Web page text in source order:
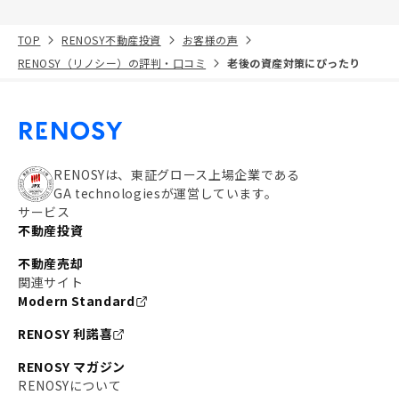
TOP RENOSY不動産投資
お客様の声
RENOSY（リノシー）の評判・口コミ
老後の資産対策にぴったり
RENOSYは、東証グロース上場企業である
GA technologiesが運営しています。
サービス
不動産投資
不動産売却
関連サイト
Modern Standard
RENOSY 利諾喜
RENOSY マガジン
RENOSYについて